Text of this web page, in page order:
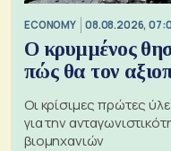
ECONOMY 08.08.2026,
Ο κρυμμένος
πώς θα τον
Οι κρίσιμες πρώτες
για την
βιομηχανιών